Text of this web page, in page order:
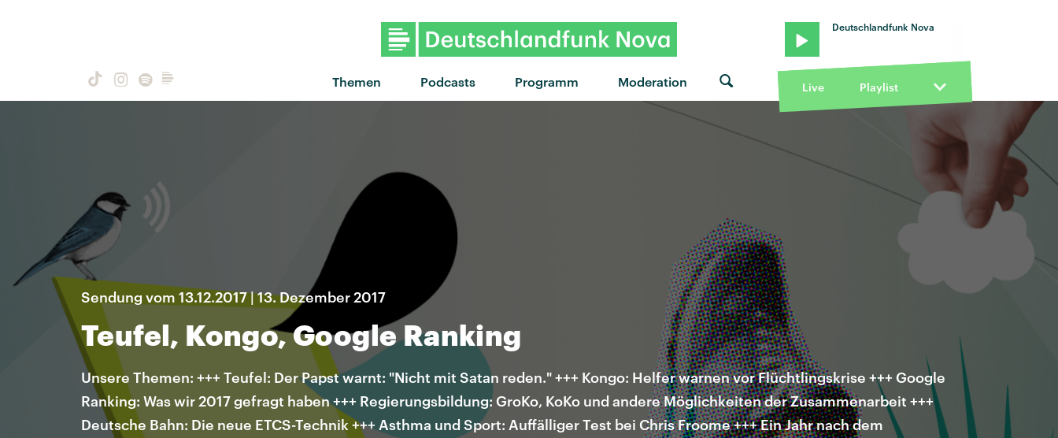
Themen Podcasts Programm Moderation
Deutschlandfunk Nova
Live Playlist
Sendung vom 13.12.2017 | 13. Dezember 2017
Teufel, Kongo, Google Ranking
Unsere Themen: +++ Teufel: Der Papst warnt: "Nicht mit Satan reden." +++ Kongo: Helfer warnen vor Flüchtlingskrise +++ Google
Ranking: Was wir 2017 gefragt haben +++ Regierungsbildung: GroKo, KoKo und andere Möglichkeiten der Zusammenarbeit +++
Deutsche Bahn: Die neue ETCS-Technik +++ Asthma und Sport: Auffälliger Test bei Chris Froome +++ Ein Jahr nach dem